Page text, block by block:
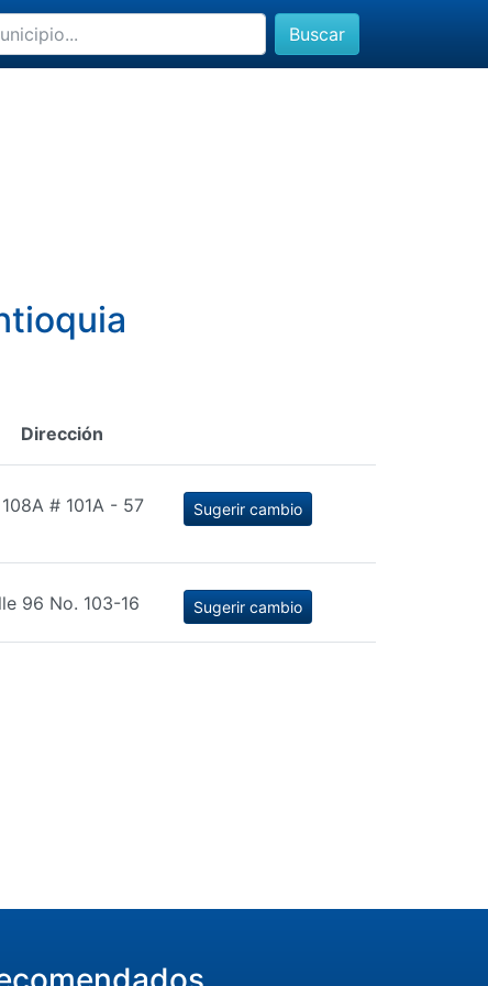
Buscar
Dirección
108A # 101A - 57 Sugerir cambio
96 No. 103-16 Sugerir cambio